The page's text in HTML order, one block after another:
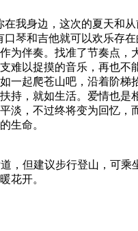
我身边，这次的夏天和从
口琴和吉他就可以欢乐存
为伴奏。找准了节奏点，
难以捉摸的音乐，再也不
一起爬苍山吧，沿着阶梯
持，就如生活。爱情也是
淡，不过终将变为回忆，
生命。
，但建议步行登山，可乘
花开。